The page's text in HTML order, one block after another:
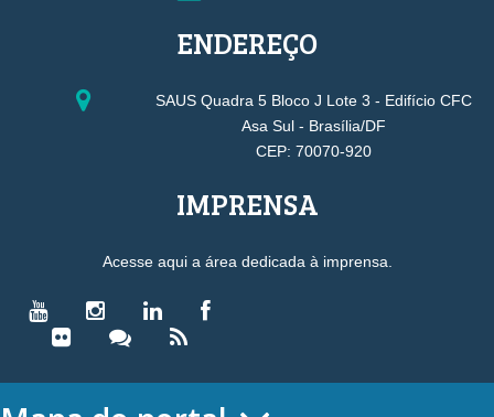
ENDEREÇO
SAUS Quadra 5 Bloco J Lote 3 - Edifício CFC
Asa Sul - Brasília/DF
CEP: 70070-920
IMPRENSA
Acesse aqui a área dedicada à imprensa.